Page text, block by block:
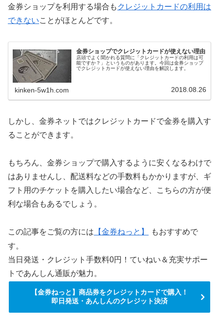
金券ショップを利用する場合も クレジットカードの利用は
できないことがほとんどです。
金券ショップでクレジットカードが使えない理由
店頭でよく聞かれる質問に「クレジットカードの利用は可
能ですか？」というものがあります。今回は金券ショップ
でクレジットカードが使えない理由を解説します。
kinken-5w1h.com 2018.08.26
しかし、金券ネットではクレジットカードで金券を購入す
ることができます。
もちろん、金券ショップで購入するように安くなるわけで
はありませんし、配送料などの手数料もかかりますが、ギ
フト用のチケットを購入したい場合など、こちらの方が便
利な場合もあるでしょう。
この記事をご覧の方には 【金券ねっと】
もおすすめで
す。
当日発送・クレジット手数料0円！ていねい＆充実サポー
トであんしん通販が魅力。
【金券ねっと】商品券をクレジットカードで購入！
即日発送・あんしんのクレジット決済